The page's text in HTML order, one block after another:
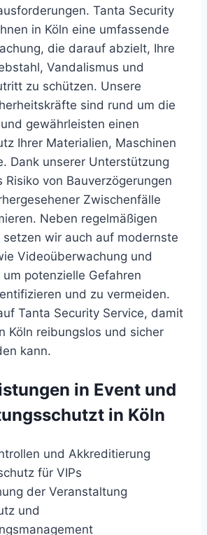
Tanta Security
in Köln eine umfassende
die darauf abzielt, Ihre
Vandalismus und
zu schützen. Unsere
sind rund um die
gewährleisten einen
Ihrer Materialien, Maschinen
Dank unserer Unterstützung
Risiko von Bauverzögerungen
Zwischenfälle
Neben regelmäßigen
setzen wir auch auf modernste
Videoüberwachung und
potenzielle Gefahren
und zu vermeiden.
Tanta Security Service, damit
Köln reibungslos und sicher
kann.
in Event und
in Köln
und Akkreditierung
für VIPs
der Veranstaltung
und